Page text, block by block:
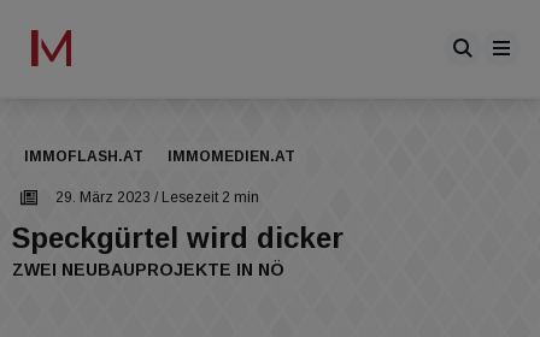
IMMOFLASH.AT IMMOMEDIEN.AT
29. März 2023 / Lesezeit 2 min
Speckgürtel wird dicker
ZWEI NEUBAUPROJEKTE IN NÖ